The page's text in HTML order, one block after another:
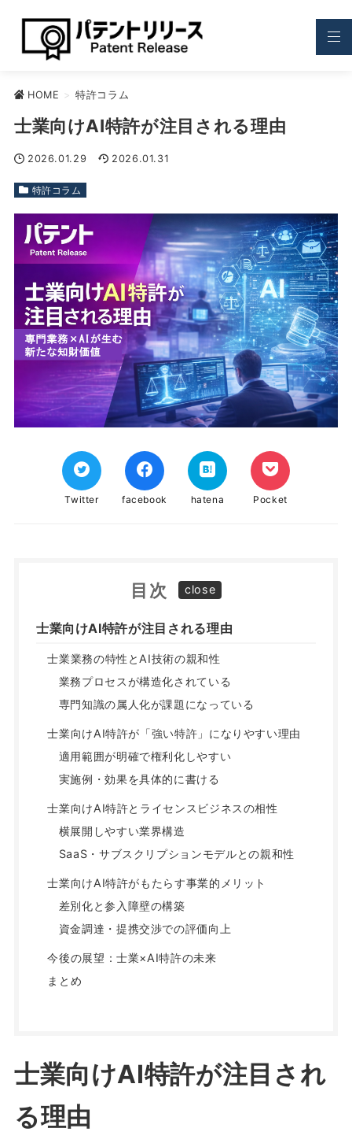
HOME > 特許コラム
士業向けAI特許が注目される理由
2026.01.29 2026.01.31
特許コラム
Twitter facebook hatena Pocket
目次
士業向けAI特許が注目される理由
士業業務の特性とAI技術の親和性
業務プロセスが構造化されている
専門知識の属人化が課題になっている
士業向けAI特許が「強い特許」になりやすい理由
適用範囲が明確で権利化しやすい
実施例・効果を具体的に書ける
士業向けAI特許とライセンスビジネスの相性
横展開しやすい業界構造
SaaS・サブスクリプションモデルとの親和性
士業向けAI特許がもたらす事業的メリット
差別化と参入障壁の構築
資金調達・提携交渉での評価向上
今後の展望：士業×AI特許の未来
まとめ
士業向けAI特許が注目され
る理由